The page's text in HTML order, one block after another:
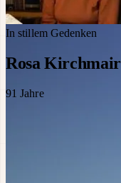
In stillem Gedenken
Rosa Kirchmair
91 Jahre